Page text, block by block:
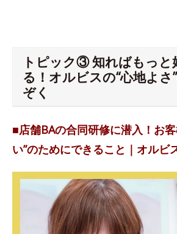
トピック③ 知ればもっと
る！オルビスの“心地よさ
ぞく
■店舗BAの合同研修に潜入！お
い”のためにできること｜オルビ